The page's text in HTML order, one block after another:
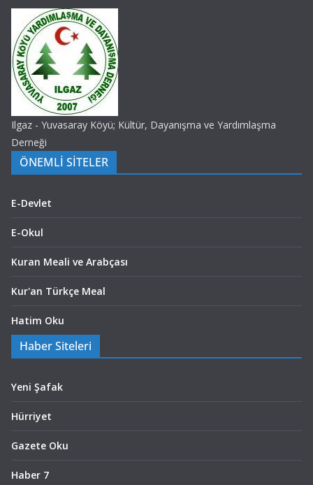
Ilgaz - Yuvasaray Köyü; Kültür, Dayanışma ve Yardımlaşma
Derneği
ÖNEMLİ SİTELER
E-Devlet
E-Okul
Kuran Meali ve Arabçası
Kur'an Türkçe Meal
Hatim Oku
Haber Siteleri
Yeni Şafak
Hürriyet
Gazete Oku
Haber 7